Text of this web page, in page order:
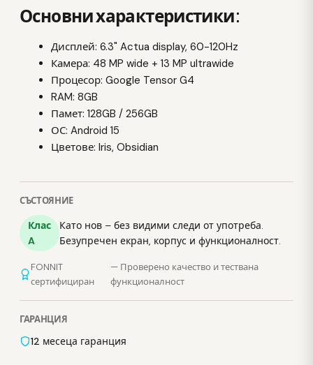
Основни характеристики:
Дисплей: 6.3" Actua display, 60-120Hz
Камера: 48 MP wide + 13 MP ultrawide
Процесор: Google Tensor G4
RAM: 8GB
Памет: 128GB / 256GB
ОС: Android 15
Цветове: Iris, Obsidian
СЪСТОЯНИЕ
Клас
A
Като нов – без видими следи от употреба.
Безупречен екран, корпус и функционалност.
FONNIT
сертифициран
— Проверено качество и тествана
функционалност
ГАРАНЦИЯ
12 месеца гаранция